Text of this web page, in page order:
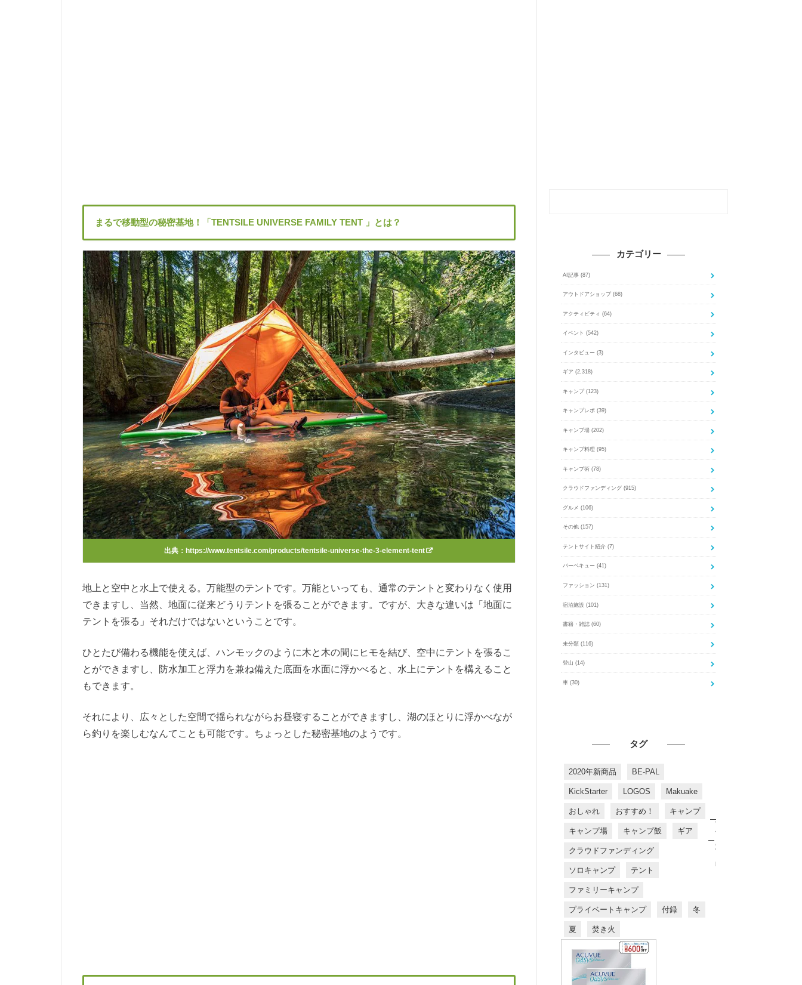
まるで移動型の秘密基地！「TENTSILE UNIVERSE FAMILY TENT 」とは？
出典： https://www.tentsile.com/products/tentsile-universe-the-3-element-tent
地上と空中と水上で使える。万能型のテントです。万能といっても、通常のテントと変わりなく使用
できますし、当然、地面に従来どうりテントを張ることができます。ですが、大きな違いは「地面に
テントを張る」それだけではないということです。
ひとたび備わる機能を使えば、ハンモックのように木と木の間にヒモを結び、空中にテントを張るこ
とができますし、防水加工と浮力を兼ね備えた底面を水面に浮かべると、水上にテントを構えること
もできます。
それにより、広々とした空間で揺られながらお昼寝することができますし、湖のほとりに浮かべなが
ら釣りを楽しむなんてことも可能です。ちょっとした秘密基地のようです。
カテゴリー
AI記事 (87)
アウトドアショップ (68)
アクティビティ (64)
イベント (542)
インタビュー (3)
ギア (2,318)
キャンプ (123)
キャンプレポ (39)
キャンプ場 (202)
キャンプ料理 (95)
キャンプ術 (78)
クラウドファンディング (915)
グルメ (106)
その他 (157)
テントサイト紹介 (7)
バーベキュー (41)
ファッション (131)
宿泊施設 (101)
書籍・雑誌 (60)
未分類 (116)
登山 (14)
車 (30)
タグ
2020年新商品 BE-PAL
KickStarter LOGOS Makuake
おしゃれ おすすめ！ キャンプ
キャンプ場 キャンプ飯 ギア
クラウドファンディング
ソロキャンプ テント
ファミリーキャンプ
プライベートキャンプ 付録 冬
夏 焚き火
す
す
め
商
品